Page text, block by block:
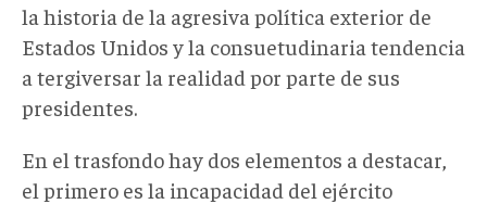
la historia de la agresiva política exterior de
Estados Unidos y la consuetudinaria tendencia
a tergiversar la realidad por parte de sus
presidentes.
En el trasfondo hay dos elementos a destacar,
el primero es la incapacidad del ejército